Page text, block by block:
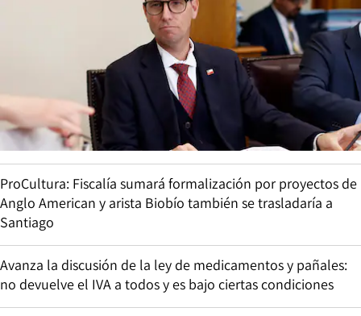
ProCultura: Fiscalía sumará formalización por proyectos de
Anglo American y arista Biobío también se trasladaría a
Santiago
Avanza la discusión de la ley de medicamentos y pañales:
no devuelve el IVA a todos y es bajo ciertas condiciones